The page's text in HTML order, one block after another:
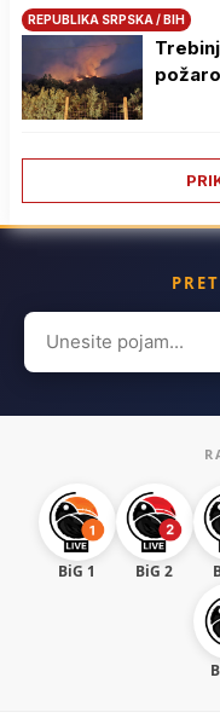
REPUBLIKA SRPSKA / BIH
Search
for:
BiG 1 BiG 2